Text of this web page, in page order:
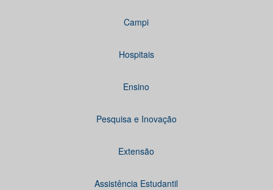
Campi
Hospitais
Ensino
Pesquisa e Inovação
Extensão
Assistência Estudantil